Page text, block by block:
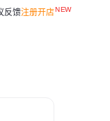
反馈注册开店